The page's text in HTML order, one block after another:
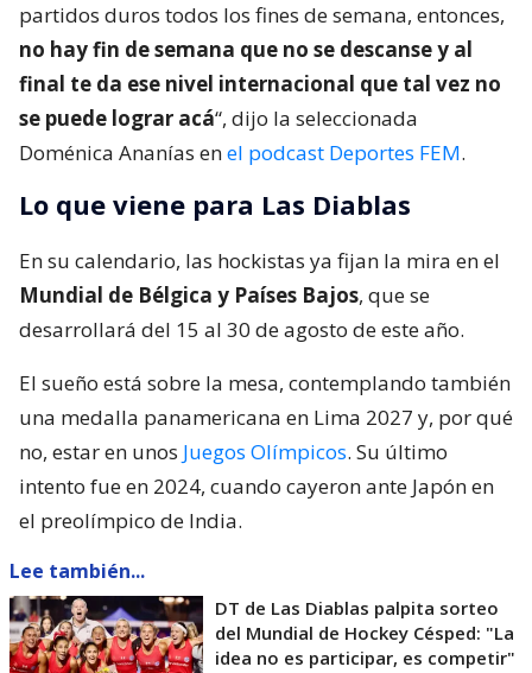
partidos duros todos los fines de semana, entonces,
no hay fin de semana que no se descanse y al
final te da ese nivel internacional que tal vez no
se puede lograr acá“, dijo la seleccionada
Doménica Ananías enel podcast Deportes FEM.
Lo que viene para Las Diablas
En su calendario, las hockistas ya fijan la mira en el
Mundial de Bélgica y Países Bajos, que se
desarrollará del 15 al 30 de agosto de este año.
El sueño está sobre la mesa, contemplando también
una medalla panamericana en Lima 2027 y, por qué
no, estar en unos Juegos Olímpicos. Su último
intento fue en 2024, cuando cayeron ante Japón en
el preolímpico de India.
Lee también...
DT de Las Diablas palpita sorteo
del Mundial de Hockey Césped: "La
idea no es participar, es competir"